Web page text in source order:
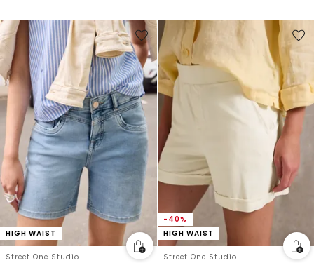
HIGH WAIST
Street One Studio
-40%
HIGH WAIST
Street One Studio